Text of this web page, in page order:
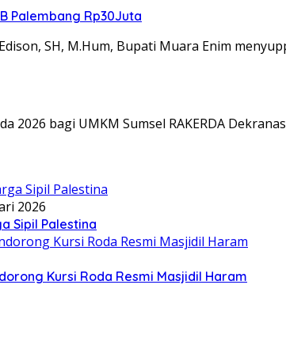
Palembang Rp30Juta
SH, M.Hum, Bupati Muara Enim
2026 bagi UMKM Sumsel RAKERDA
2026
Sipil Palestina
Kursi Roda Resmi Masjidil Haram